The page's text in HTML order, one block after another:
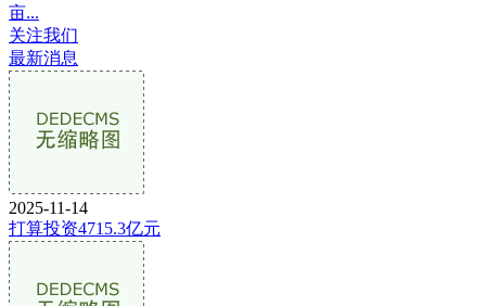
亩...
关注我们
最新消息
2025-11-14
打算投资4715.3亿元